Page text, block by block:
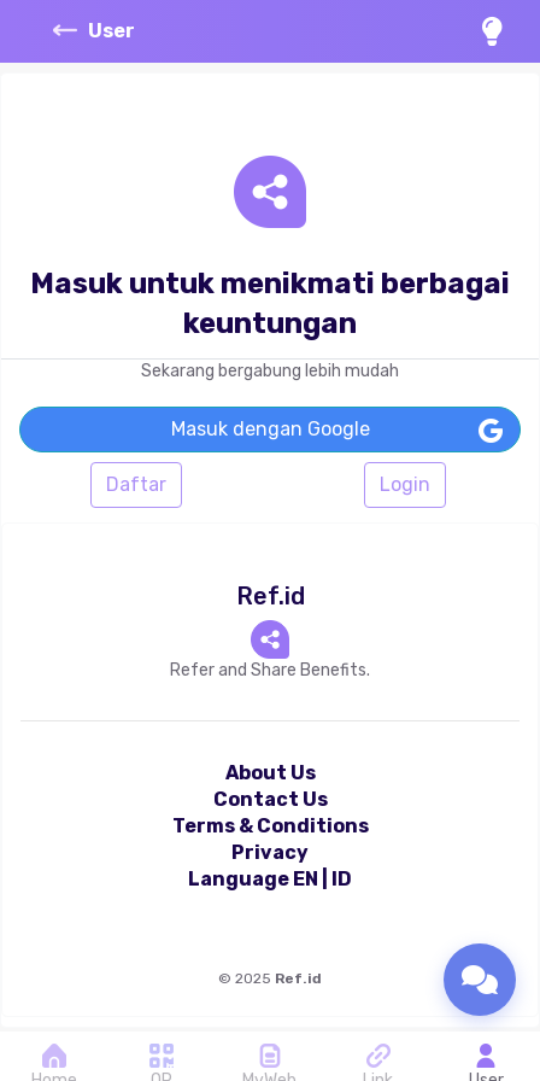
User
Masuk untuk menikmati berbagai
keuntungan
Sekarang bergabung lebih mudah
Masuk dengan Google
Daftar Login
Ref.id
Refer and Share Benefits.
About Us
Contact Us
Terms & Conditions
Privacy
Language EN ID
© 2025 Ref.id